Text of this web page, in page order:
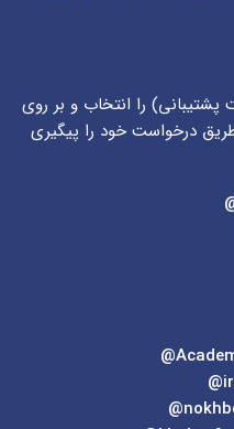
پشتیبانی) را انتخاب و بر روی
درخواست خود را پیگیری